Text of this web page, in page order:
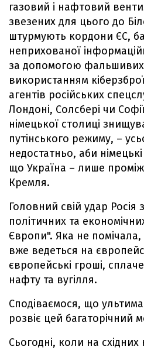
газовий і нафтовий
звезених для цього до
штурмують кордони ЄС,
неприхованої
за допомогою
використанням
агентів російських
Лондоні, Солсбері чи
німецької столиці
путінського режиму, –
недостатньо, аби
що Україна – лише
Кремля.
Головний свій удар Росія
політичних та
Європи". Яка не помічала,
вже ведеться на
європейські гроші,
нафту та вугілля.
Сподіваємося, що
розвіє цей багаторічний
Сьогодні, коли на